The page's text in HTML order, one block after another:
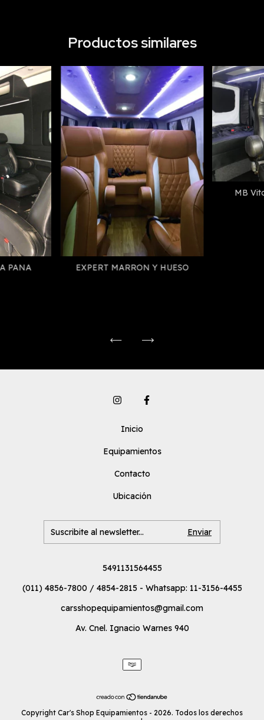
Productos similares
PANA EXPERT MARRON Y HUESO
MB
Inicio
Equipamientos
Contacto
Ubicación
5491131564455
(011) 4856-7800 / 4854-2815 - Whatsapp: 11-3156-4455
carsshopequipamientos@gmail.com
Av. Cnel. Ignacio Warnes 940
Copyright Car's Shop Equipamientos - 2026. Todos los derechos